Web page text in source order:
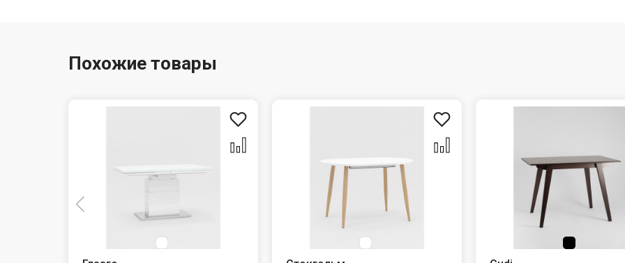
Похожие товары